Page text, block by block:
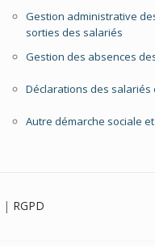
Gestion administrative
sorties des salariés
Gestion des absences
Déclarations des salariés
Autre démarche sociale
| RGPD